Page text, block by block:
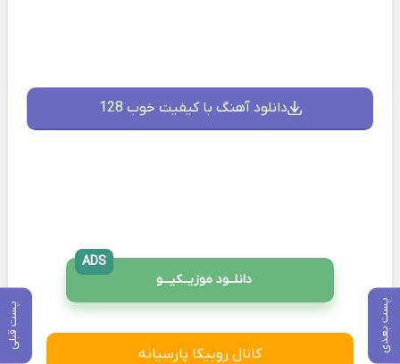
پست بعدی پست قبلی
دانلود آهنگ با کیفیت خوب 128
دانلــود موزیــکیـــو
ADS
کانال روبیکا پارسیانه